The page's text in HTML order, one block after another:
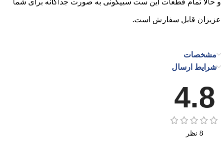
عزیزان قابل سفارش است.
مشخصات
شرایط ارسال
4.8
8 نظر